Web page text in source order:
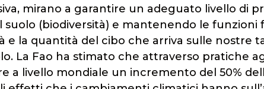
mirano a garantire un adeguato livello di
suolo (biodiversità) e mantenendo le funzioni
e la quantità del cibo che arriva sulle nostre
La Fao ha stimato che attraverso pratiche
a livello mondiale un incremento del 50%